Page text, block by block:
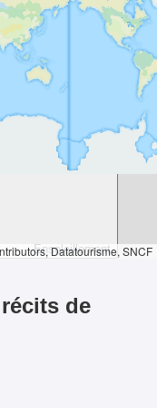
Ensoleillement
, Datatourisme, SNCF
de